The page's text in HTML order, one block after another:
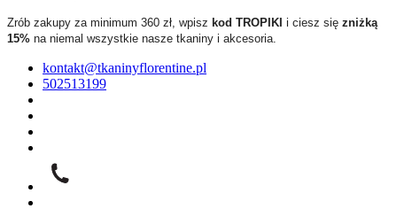
Zrób zakupy za minimum 360 zł, wpisz kod TROPIKI i ciesz się zniżką
15% na niemal wszystkie nasze tkaniny i akcesoria.
kontakt@tkaninyflorentine.pl
502513199